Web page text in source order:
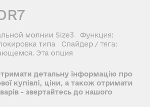
молнии Size3 Функция:
типа Слайдер / тяга:
Эта опция
детальну інформацію про
купівлі, ціни, а також отримати
- звертайтесь до нашого